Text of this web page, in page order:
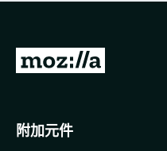
有
前
o
附加元件